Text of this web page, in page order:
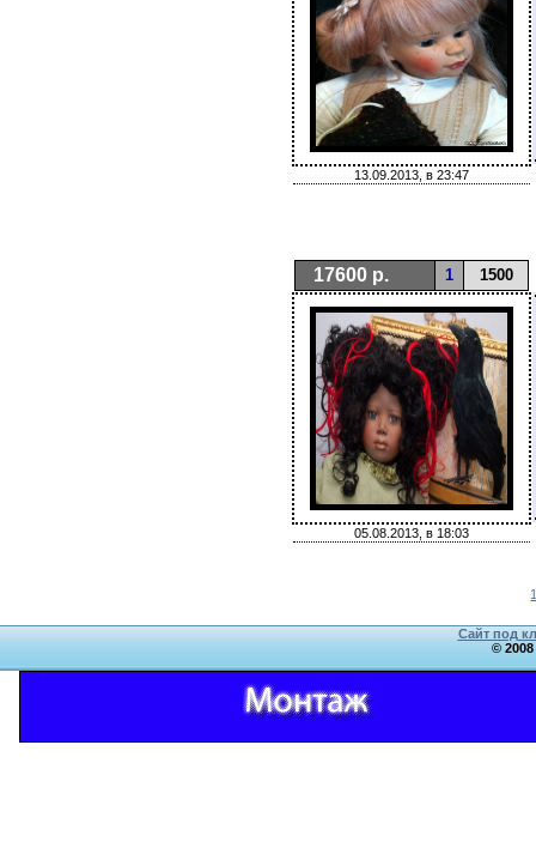
13.09.2013, в 23:47
17600 р. 1 1500
05.08.2013, в 18:03
Сайт под
©